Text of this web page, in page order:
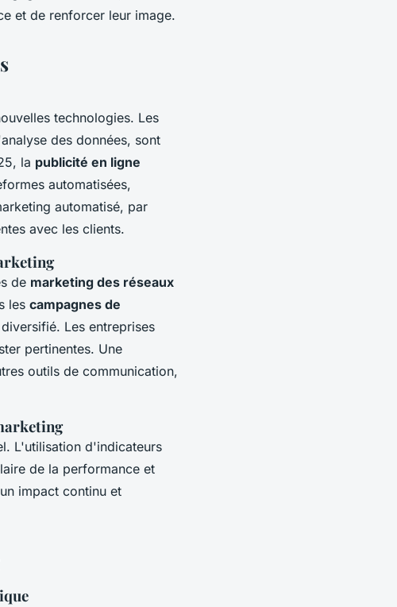
et de renforcer leur image.
technologies. Les
des données, sont
la publicité en ligne
automatisées,
automatisé, par
avec les clients.
de marketing des réseaux
les campagnes de
Les entreprises
pertinentes. Une
outils de communication,
L'utilisation d'indicateurs
de la performance et
impact continu et